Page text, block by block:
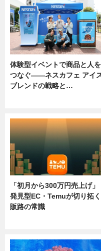
体験型イベントで商品と人を
つなぐ――ネスカフェ アイ
ブレンドの戦略と…
「初月から300万円売上げ」
発見型EC・Temuが切り拓く
販路の常識